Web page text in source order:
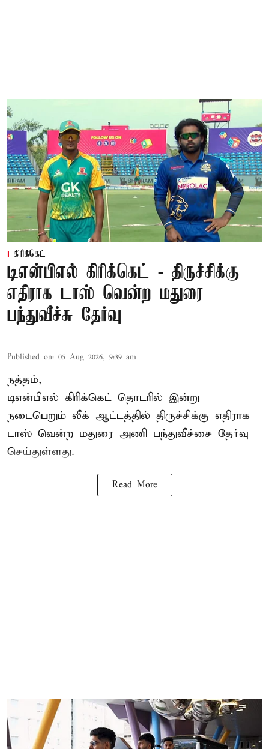
கிரிக்கெட்
டிஎன்பிஎல் கிரிக்கெட் - திருச்சிக்கு
எதிராக டாஸ் வென்ற மதுரை
பந்துவீச்சு தேர்வு
Published on: 05 Aug 2026, 9:39 am
நத்தம்,
டிஎன்பிஎல் கிரிக்கெட் தொடரில் இன்று
நடைபெறும் லீக் ஆட்டத்தில் திருச்சிக்கு எதிராக
டாஸ் வென்ற மதுரை அணி பந்துவீச்சை தேர்வு
செய்துள்ளது.
Read More